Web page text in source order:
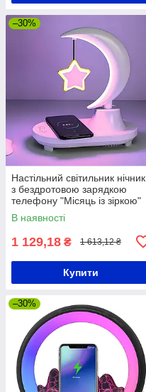
–30%
Настільний світильник нічник
з бездротовою зарядкою
телефону "Місяць із зіркою"
TB-35SLIWBT / Блютуз
колонка
В наявності
1 129,18 ₴ 1 613,12 ₴
Купити
–30%